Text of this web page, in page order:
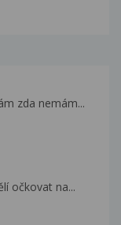
zda nemám...
očkovat na...